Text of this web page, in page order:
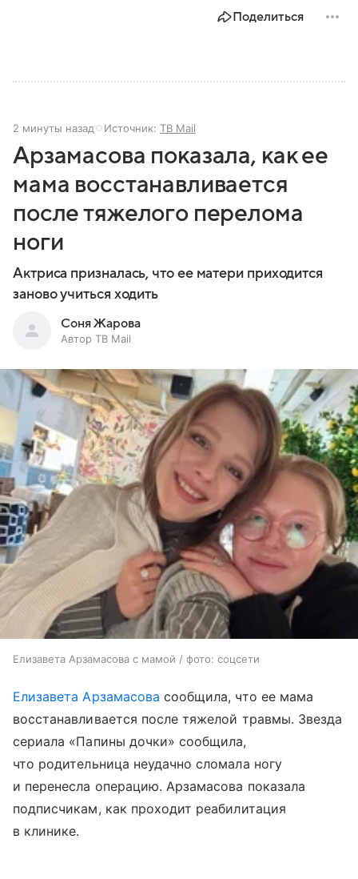
Поделиться
2 минуты назад Источник: ТВ Mail
Арзамасова показала, как ее
мама восстанавливается
после тяжелого перелома
ноги
Актриса призналась, что ее матери приходится
заново учиться ходить
Соня Жарова
Автор ТВ Mail
Елизавета Арзамасова с мамой / фото: соцсети
Елизавета Арзамасова сообщила, что ее мама
восстанавливается после тяжелой травмы. Звезда
сериала «Папины дочки» сообщила,
что родительница неудачно сломала ногу
и перенесла операцию. Арзамасова показала
подписчикам, как проходит реабилитация
в клинике.